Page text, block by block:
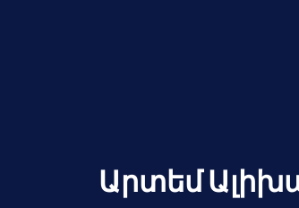
Արտեմ